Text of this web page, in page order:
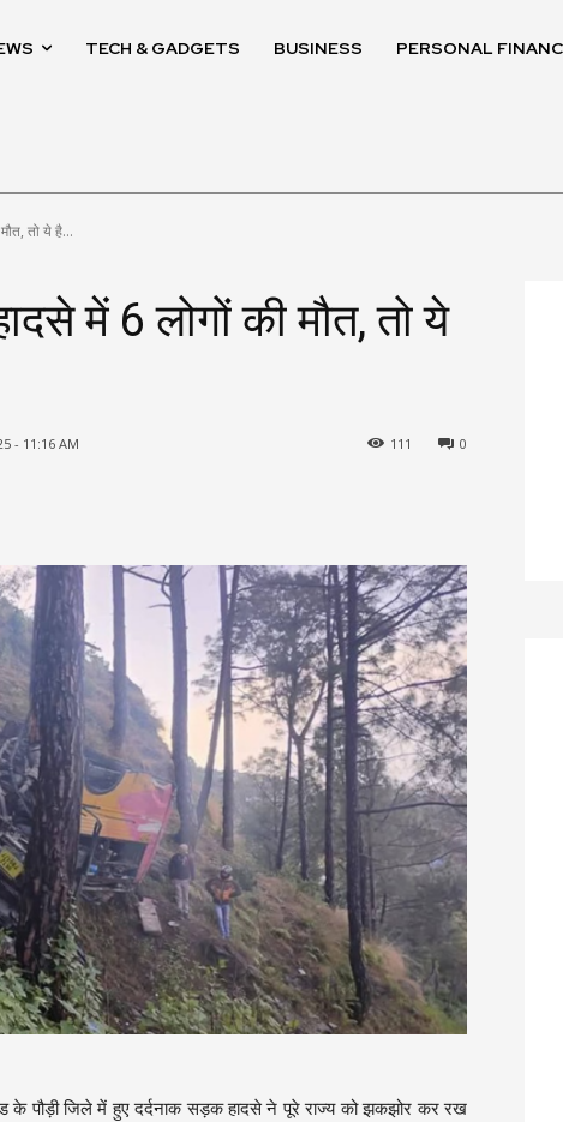
TECH & GADGETS BUSINESS PERSONAL
तो ये है...
में 6 लोगों की मौत, तो ये
- 11:16 AM 0
111
के पौड़ी जिले में हुए दर्दनाक सड़क हादसे ने पूरे राज्य को झकझोर कर रख